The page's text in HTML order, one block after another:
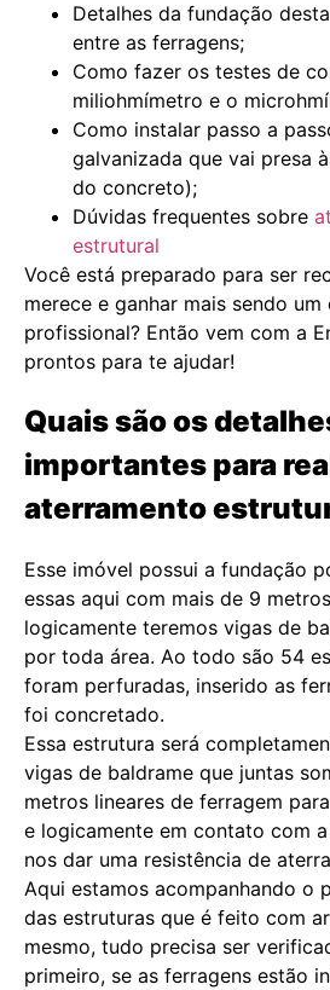
Detalhes da fundação
entre as ferragens;
Como fazer os testes de
miliohmímetro e o
Como instalar passo a
galvanizada que vai presa
do concreto);
Dúvidas frequentes sobre
estrutural
Você está preparado para ser
merece e ganhar mais sendo um
profissional? Então vem com a
prontos para te ajudar!
Quais são os
importantes para
aterramento
Esse imóvel possui a fundação
essas aqui com mais de 9
logicamente teremos vigas de
por toda área. Ao todo são 54
foram perfuradas, inserido as
foi concretado.
Essa estrutura será
vigas de baldrame que juntas
metros lineares de ferragem
e logicamente em contato com
nos dar uma resistência de
Aqui estamos acompanhando o
das estruturas que é feito com
mesmo, tudo precisa ser
primeiro, se as ferragens estão